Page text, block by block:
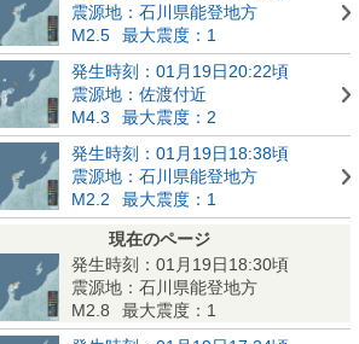
震源地：石川県能登地方
M2.5
最大震度：1
発生時刻：01月19日20:22頃
震源地：佐渡付近
M4.3
最大震度：2
発生時刻：01月19日18:38頃
震源地：石川県能登地方
M2.2
最大震度：1
現在のページ
発生時刻：01月19日18:30頃
震源地：石川県能登地方
M2.8
最大震度：1